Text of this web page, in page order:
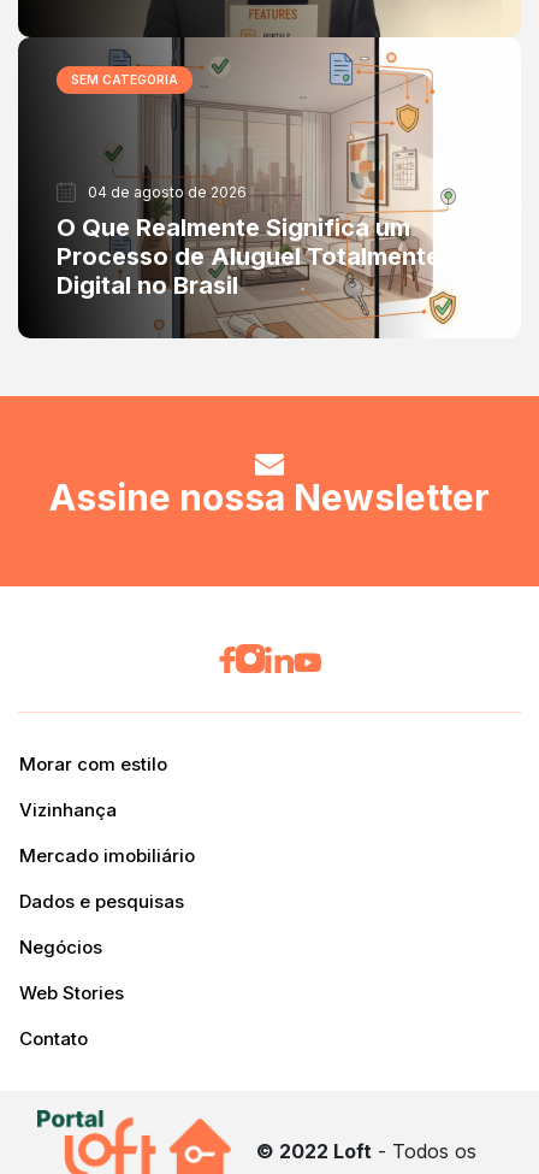
SEM CATEGORIA
04 de agosto de 2026
O Que Realmente Significa um
Processo de Aluguel Totalmente
Digital no Brasil
Assine nossa Newsletter
Morar com estilo
Vizinhança
Mercado imobiliário
Dados e pesquisas
Negócios
Web Stories
Contato
© 2022 Loft - Todos os